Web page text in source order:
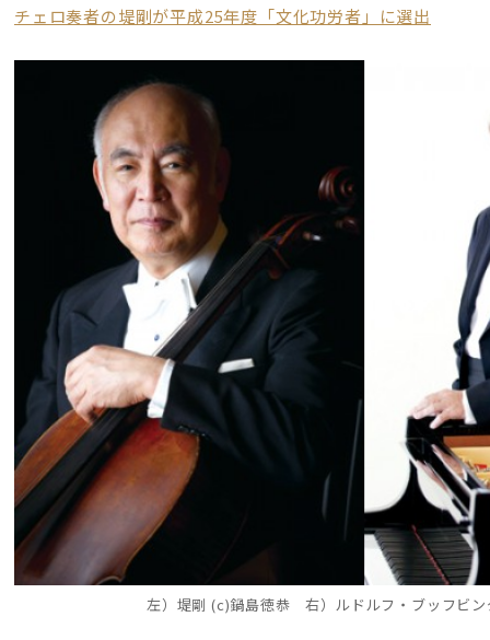
チェロ奏者の堤剛が平成25年度「文化功労者」に選出
左）堤剛 (c)鍋島徳恭 右）ルドルフ・ブッフビ